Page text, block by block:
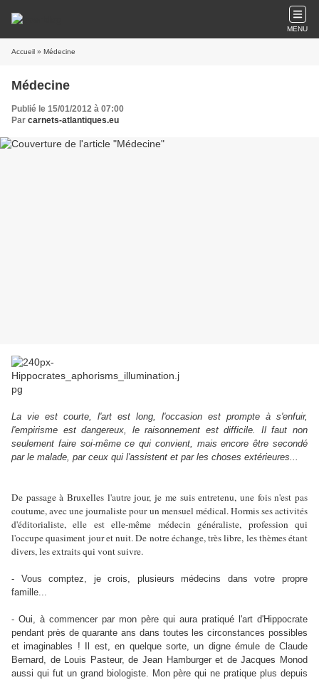
MENU
Accueil » Médecine
Médecine
Publié le 15/01/2012 à 07:00
Par carnets-atlantiques.eu
La vie est courte, l'art est long, l'occasion est prompte à s'enfuir,
l'empirisme est dangereux, le raisonnement est difficile. Il faut non
seulement faire soi-même ce qui convient, mais encore être secondé
par le malade, par ceux qui l'assistent et par les choses extérieures...
De passage à Bruxelles l'autre jour, je me suis entretenu, une fois n'est pas
coutume, avec une journaliste pour un mensuel médical. Hormis ses activités
d'éditorialiste, elle est elle-même médecin généraliste, profession qui
l'occupe quasiment jour et nuit. De notre échange, très libre, les thèmes étant
divers, les extraits qui vont suivre.
- Vous comptez, je crois, plusieurs médecins dans votre propre
famille...
- Oui, à commencer par mon père qui aura pratiqué l'art d'Hippocrate
pendant près de quarante ans dans toutes les circonstances possibles
et imaginables ! Il est, en quelque sorte, un digne émule de Claude
Bernard, de Louis Pasteur, de Jean Hamburger et de Jacques Monod
aussi qui fut un grand biologiste. Mon père qui ne pratique plus depuis